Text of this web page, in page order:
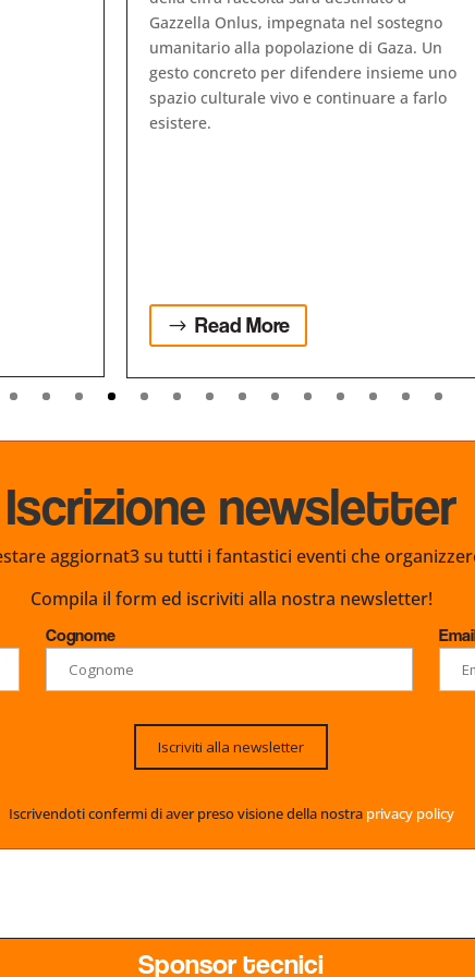
Gazzella Onlus, impegnata nel sostegno
umanitario alla popolazione di Gaza. Un
gesto concreto per difendere insieme uno
spazio culturale vivo e continuare a farlo
Read More
Iscrizione newsletter
aggiornat3 su tutti i fantastici eventi che
Compila il form ed iscriviti alla nostra newsletter!
Cognome
Iscriviti alla newsletter
Iscrivendoti confermi di aver preso visione della nostra privacy policy
Sponsor tecnici